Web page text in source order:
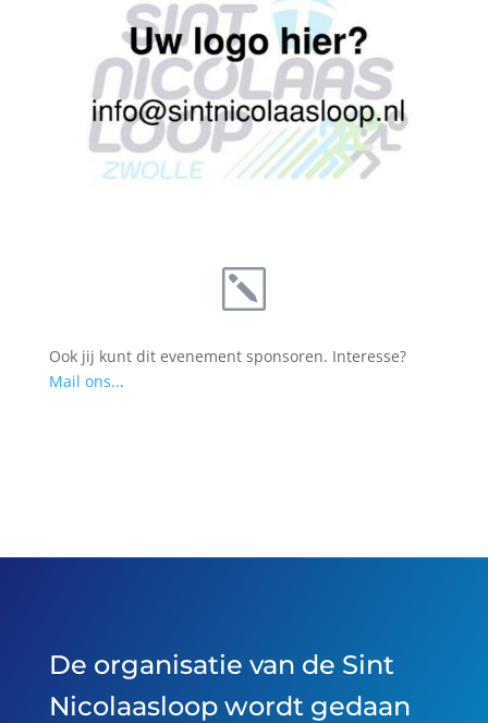
k
Ook jij kunt dit evenement sponsoren. Interesse?
Mail ons...
De organisatie van de Sint
Nicolaasloop wordt gedaan